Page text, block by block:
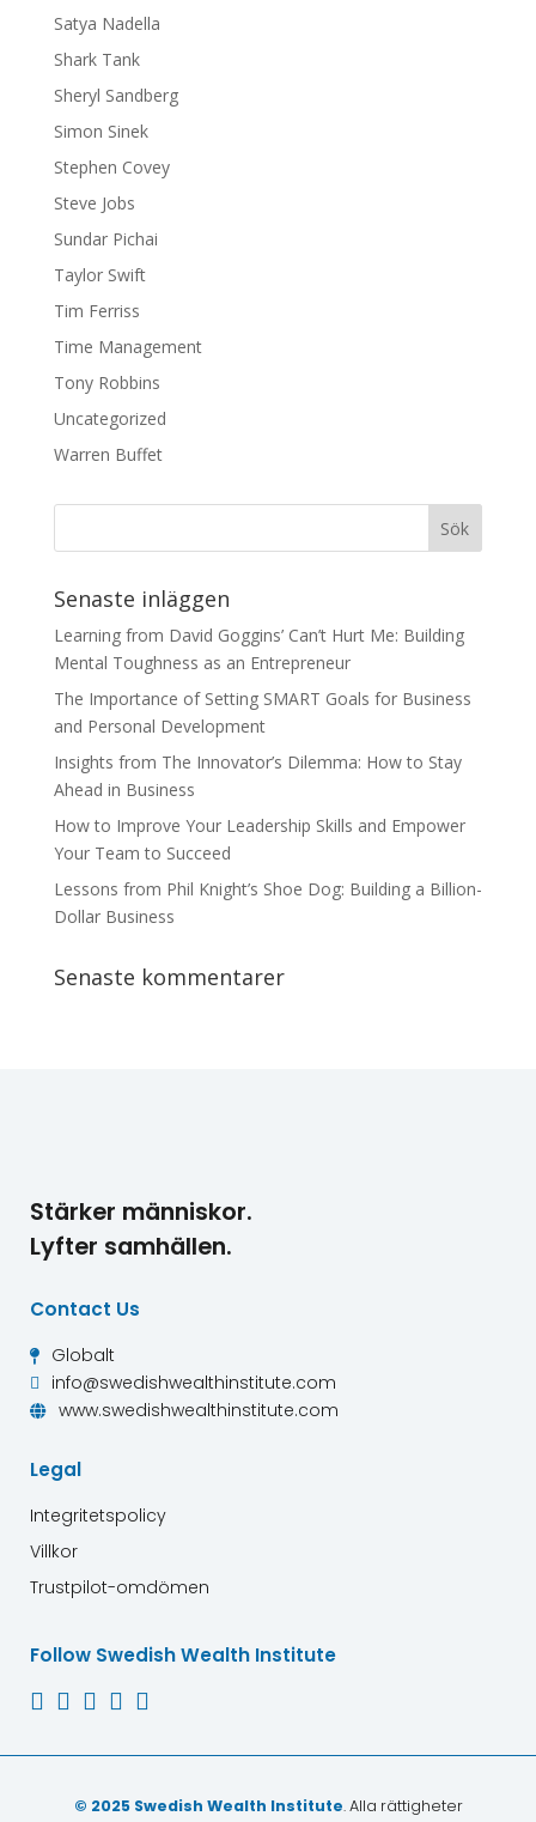
Satya Nadella
Shark Tank
Sheryl Sandberg
Simon Sinek
Stephen Covey
Steve Jobs
Sundar Pichai
Taylor Swift
Tim Ferriss
Time Management
Tony Robbins
Uncategorized
Warren Buffet
Senaste inläggen
Learning from David Goggins’ Can’t Hurt Me: Building
Mental Toughness as an Entrepreneur
The Importance of Setting SMART Goals for Business
and Personal Development
Insights from The Innovator’s Dilemma: How to Stay
Ahead in Business
How to Improve Your Leadership Skills and Empower
Your Team to Succeed
Lessons from Phil Knight’s Shoe Dog: Building a Billion-
Dollar Business
Senaste kommentarer
Stärker människor.
Lyfter samhällen.
Contact Us
 Globalt
 info@swedishwealthinstitute.com
 www.swedishwealthinstitute.com
Legal
Integritetspolicy
Villkor
Trustpilot-omdömen
Follow Swedish Wealth Institute
    
© 2025 Swedish Wealth Institute. Alla rättigheter